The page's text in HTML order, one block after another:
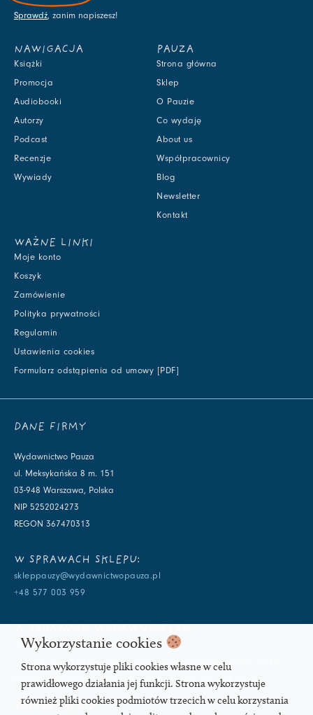
Sprawdź, zanim napiszesz!
NAWIGACJA
Książki
Promocja
Audiobooki
Autorzy
Podcast
Recenzje
Wywiady
PAUZA
Strona główna
Sklep
O Pauzie
Co wydaję
About us
Współpracownicy
Blog
Newsletter
Kontakt
WAŻNE LINKI
Moje konto
Koszyk
Zamówienie
Polityka prywatności
Regulamin
Ustawienia cookies
Formularz odstąpienia od umowy [PDF]
DANE FIRMY
Wydawnictwo Pauza
ul. Meksykańska 8 m. 151
03-948 Warszawa, Polska
NIP 5252024273
REGON 367470313
W SPRAWACH SKLEPU:
skleppauzy@wydawnictwopauza.pl
+48 577 003 959
info@wydawnictwopauza.pl
+48 501 177 119 (czynny w dni powszednie w godzinach 11-15,
proszę o wysłanie wiadomości SMS, gdybym nie odbierała)
SOCIAL MEDIA
Wykorzystanie cookies
Strona wykorzystuje pliki cookies własne w celu
prawidłowego działania jej funkcji. Strona wykorzystuje
również pliki cookies podmiotów trzecich w celu korzystania